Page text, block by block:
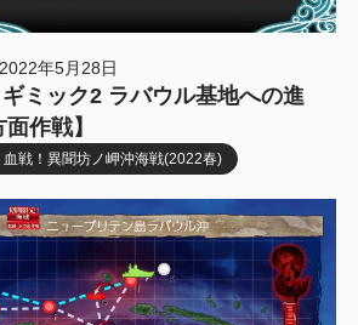
年5月28日
ギミック2 ラバウル基地への進
作戦】
戦！異聞坊ノ岬沖海戦(2022春)